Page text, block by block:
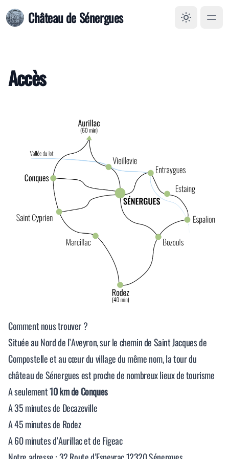
Château de Sénergues
Accès
Comment nous trouver ?
Située au Nord de l’Aveyron, sur le chemin de Saint Jacques de
Compostelle et au cœur du village du même nom, la tour du
château de Sénergues est proche de nombreux lieux de tourisme
A seulement10 km de Conques
A 35 minutes de Decazeville
A 45 minutes de Rodez
A 60 minutes d’Aurillac et de Figeac